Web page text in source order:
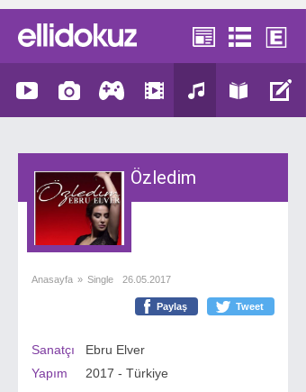
Özledim
Anasayfa » Single 26.05.2017
Paylaş Tweet
Sanatçı
Ebru Elver
Yapım
2017 - Türkiye